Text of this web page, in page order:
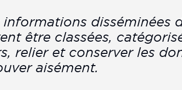
informations disséminées
être classées,
relier et conserver les
aisément.